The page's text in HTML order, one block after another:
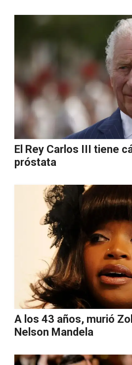
El Rey Carlos III tiene
próstata
A los 43 años, murió
Nelson Mandela